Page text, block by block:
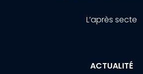
L’après secte
ACTUALITÉ